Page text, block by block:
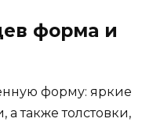
форма и
форму: яркие
также толстовки,